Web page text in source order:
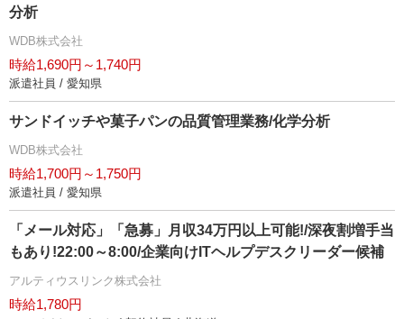
分析
WDB株式会社
時給1,690円～1,740円
派遣社員 / 愛知県
サンドイッチや菓子パンの品質管理業務/化学分析
WDB株式会社
時給1,700円～1,750円
派遣社員 / 愛知県
「メール対応」「急募」月収34万円以上可能!/深夜割増手当
もあり!22:00～8:00/企業向けITヘルプデスクリーダー候補
アルティウスリンク株式会社
時給1,780円